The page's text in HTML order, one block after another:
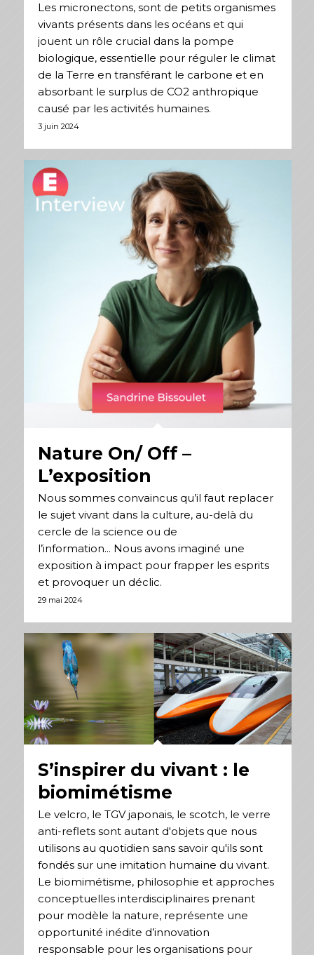
Les micronectons, sont de petits organismes
vivants présents dans les océans et qui
jouent un rôle crucial dans la pompe
biologique, essentielle pour réguler le climat
de la Terre en transférant le carbone et en
absorbant le surplus de CO2 anthropique
causé par les activités humaines.
3 juin 2024
Nature On/ Off –
L’exposition
Nous sommes convaincus qu’il faut replacer
le sujet vivant dans la culture, au-delà du
cercle de la science ou de
l’information... Nous avons imaginé une
exposition à impact pour frapper les esprits
et provoquer un déclic.
29 mai 2024
S’inspirer du vivant : le
biomimétisme
Le velcro, le TGV japonais, le scotch, le verre
anti-reflets sont autant d'objets que nous
utilisons au quotidien sans savoir qu'ils sont
fondés sur une imitation humaine du vivant.
Le biomimétisme, philosophie et approches
conceptuelles interdisciplinaires prenant
pour modèle la nature, représente une
opportunité inédite d’innovation
responsable pour les organisations pour